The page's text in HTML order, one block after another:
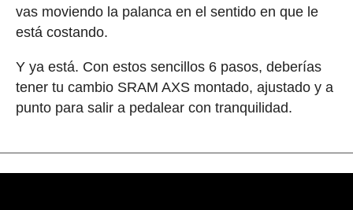
vas moviendo la palanca en el sentido en que le
está costando.
Y ya está. Con estos sencillos 6 pasos, deberías
tener tu cambio SRAM AXS montado, ajustado y a
punto para salir a pedalear con tranquilidad.